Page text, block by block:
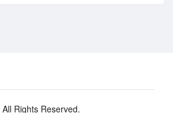
All Rights Reserved.